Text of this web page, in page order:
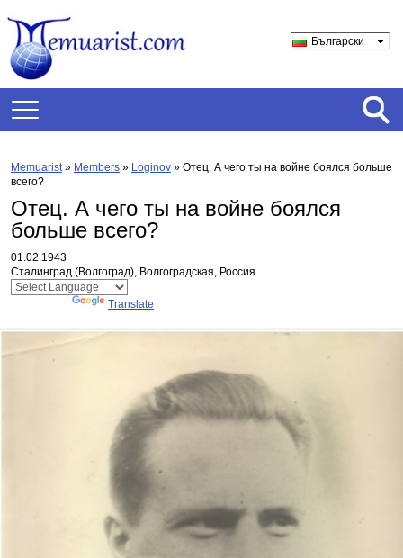
Български
Memuarist» Members » Loginov » Отец. А чего ты на войне боялся больше
всего?
Отец. А чего ты на войне боялся
больше всего?
01.02.1943
Сталинград (Волгоград), Волгоградская, Россия
Translate